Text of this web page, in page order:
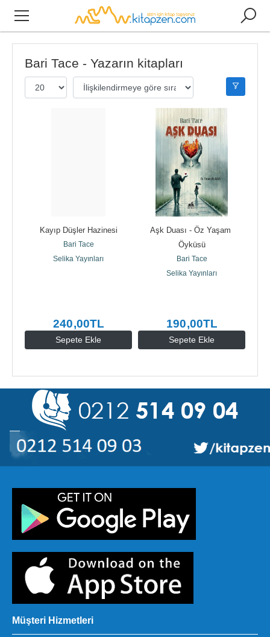
Bari Tace - Yazarın kitapları
Sepete Ekle
Kayıp Düşler Hazinesi
Bari Tace
Selika Yayınları
240,00TL
Sepete Ekle
Aşk Duası - Öz Yaşam
Öyküsü
Bari Tace
Selika Yayınları
190,00TL
Müşteri Hizmetleri